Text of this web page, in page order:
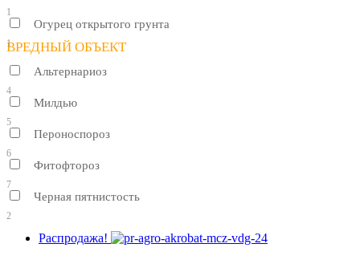
1
Огурец открытого грунта
1
ВРЕДНЫЙ ОБЪЕКТ
Альтернариоз
4
Милдью
5
Пероноспороз
6
Фитофтороз
7
Черная пятнистость
2
Распродажа!